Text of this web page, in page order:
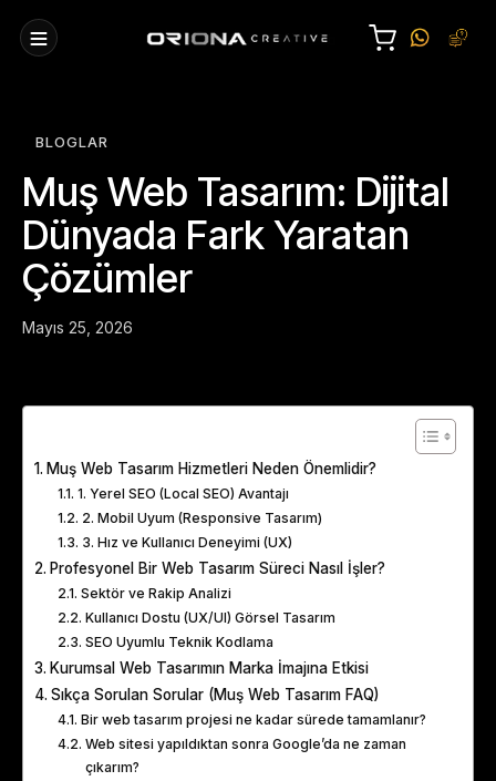
BLOGLAR
Muş Web Tasarım: Dijital
Dünyada Fark Yaratan
Çözümler
Mayıs 25, 2026
Muş Web Tasarım Hizmetleri Neden Önemlidir?
1. Yerel SEO (Local SEO) Avantajı
2. Mobil Uyum (Responsive Tasarım)
3. Hız ve Kullanıcı Deneyimi (UX)
Profesyonel Bir Web Tasarım Süreci Nasıl İşler?
Sektör ve Rakip Analizi
Kullanıcı Dostu (UX/UI) Görsel Tasarım
SEO Uyumlu Teknik Kodlama
Kurumsal Web Tasarımın Marka İmajına Etkisi
Sıkça Sorulan Sorular (Muş Web Tasarım FAQ)
Bir web tasarım projesi ne kadar sürede tamamlanır?
Web sitesi yapıldıktan sonra Google’da ne zaman
çıkarım?